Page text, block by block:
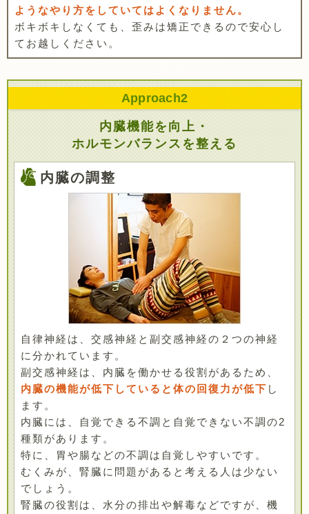
ようなやり方をしていてはよくなりません。
ボキボキしなくても、歪みは矯正できるので安心し
てお越しください。
Approach2
内臓機能を向上・
ホルモンバランスを整える
内臓の調整
自律神経は、交感神経と副交感神経の２つの神経
に分かれています。
副交感神経は、内臓を働かせる役割があるため、
内臓の機能が低下していると体の回復力が低下 し
ます。
内臓には、自覚できる不調と自覚できない不調の2
種類があります。
特に、胃や腸などの不調は自覚しやすいです。
むくみが、腎臓に問題があると考える人は少ない
でしょう。
腎臓の役割は、水分の排出や解毒などですが、機